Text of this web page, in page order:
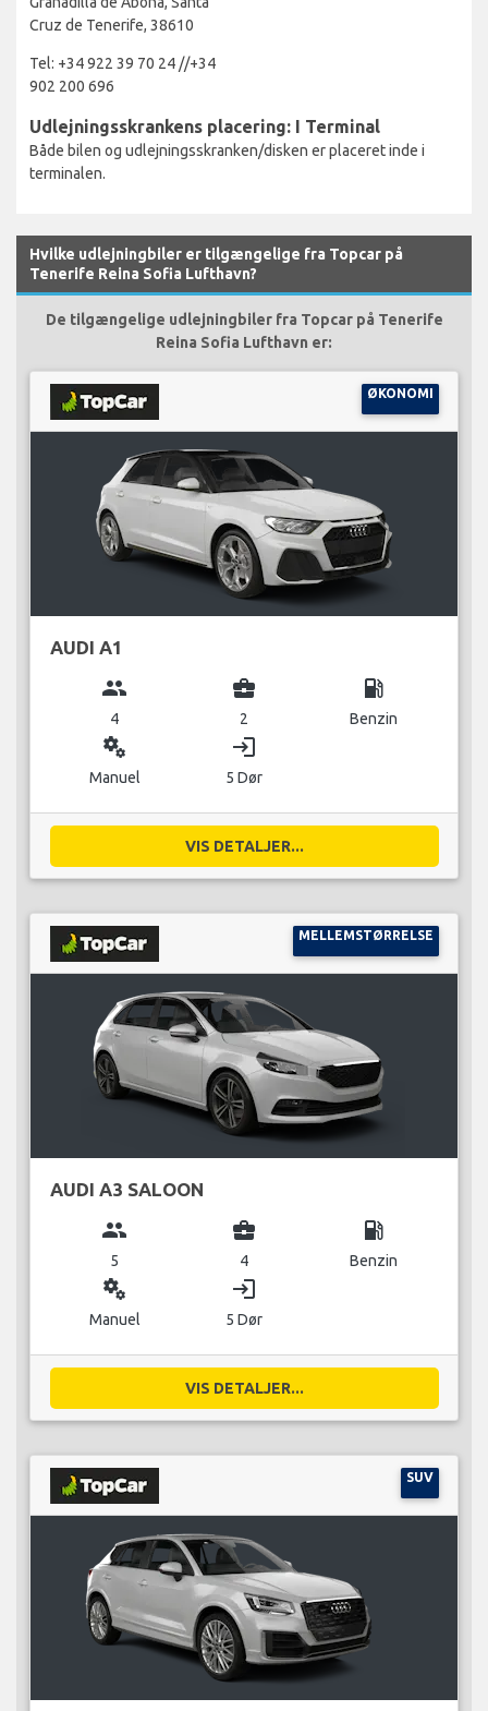
Cruz de Tenerife, 38610
Tel: +34 922 39 70 24 //+34
902 200 696
Udlejningsskrankens placering: I Terminal
Både bilen og udlejningsskranken/disken er placeret inde i
terminalen.
Hvilke udlejningbiler er tilgængelige fra Topcar på
Tenerife Reina Sofia Lufthavn?
De tilgængelige udlejningbiler fra Topcar på Tenerife
Reina Sofia Lufthavn er:
ØKONOMI
AUDI A1
group
4
business_center
2
local_gas_station
Benzin
miscellaneous_services
Manuel
login
5 Dør
VIS DETALJER...
MELLEMSTØRRELSE
AUDI A3 SALOON
group
5
business_center
4
local_gas_station
Benzin
miscellaneous_services
Manuel
login
5 Dør
VIS DETALJER...
SUV